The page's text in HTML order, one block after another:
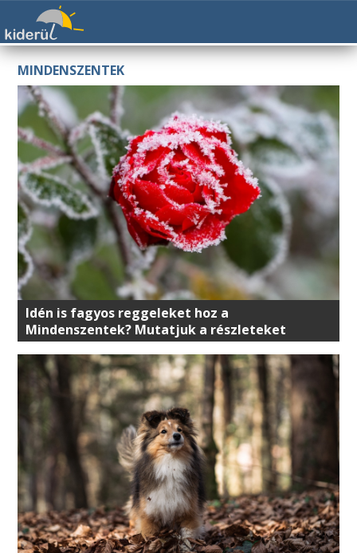
MINDENSZENTEK
Idén is fagyos reggeleket hoz a
Mindenszentek? Mutatjuk a részleteket